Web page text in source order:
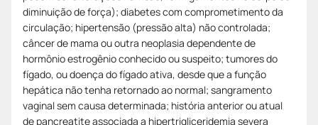
diminuição de força); diabetes com comprometimento da
circulação; hipertensão (pressão alta) não controlada;
câncer de mama ou outra neoplasia dependente de
hormônio estrogênio conhecido ou suspeito; tumores do
fígado, ou doença do fígado ativa, desde que a função
hepática não tenha retornado ao normal; sangramento
vaginal sem causa determinada; história anterior ou atual
de pancreatite associada a hipertrigliceridemia severa